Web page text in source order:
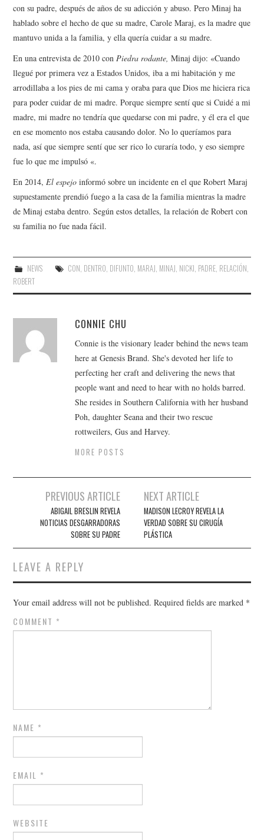
con su padre, después de años de su adicción y abuso. Pero Minaj ha
hablado sobre el hecho de que su madre, Carole Maraj, es la madre que
mantuvo unida a la familia, y ella quería cuidar a su madre.
En una entrevista de 2010 conPiedra rodante, Minaj dijo: «Cuando
llegué por primera vez a Estados Unidos, iba a mi habitación y me
arrodillaba a los pies de mi cama y oraba para que Dios me hiciera rica
para poder cuidar de mi madre. Porque siempre sentí que si Cuidé a mi
madre, mi madre no tendría que quedarse con mi padre, y él era el que
en ese momento nos estaba causando dolor. No lo queríamos para
nada, así que siempre sentí que ser rico lo curaría todo, y eso siempre
fue lo que me impulsó «.
En 2014,El espejo informó sobre un incidente en el que Robert Maraj
supuestamente prendió fuego a la casa de la familia mientras la madre
de Minaj estaba dentro. Según estos detalles, la relación de Robert con
su familia no fue nada fácil.
NEWS CON, DENTRO, DIFUNTO, MARAJ, MINAJ, NICKI, PADRE, RELACIÓN,
ROBERT
CONNIE CHU
Connie is the visionary leader behind the news team
here at Genesis Brand. She's devoted her life to
perfecting her craft and delivering the news that
people want and need to hear with no holds barred.
She resides in Southern California with her husband
Poh, daughter Seana and their two rescue
rottweilers, Gus and Harvey.
MORE POSTS
navigation
PREVIOUS ARTICLE
ABIGAIL BRESLIN REVELA
NOTICIAS DESGARRADORAS
SOBRE SU PADRE
NEXT ARTICLE
MADISON LECROY REVELA LA
VERDAD SOBRE SU CIRUGÍA
PLÁSTICA
LEAVE A REPLY
Your email address will not be published. Required fields are marked *
COMMENT *
NAME *
EMAIL *
WEBSITE